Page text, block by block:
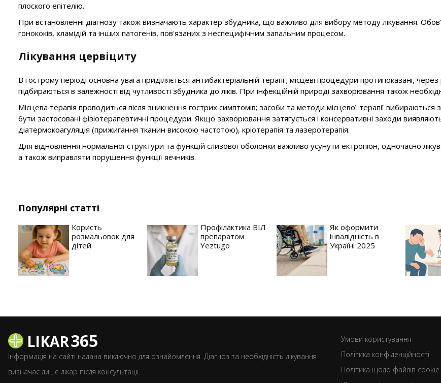
плоского епітелію.
При встановленні діагнозу також визначають характер збудника, що важливо для вибору методу лікування.
гонококів, хламідій та інших патогенів, пов'язаних з неспецифічним запальним процесом.
Лікування цервіциту
В гострому періоді основна увага приділяється антибактеріальній терапії; місцеві процедури протипоказані,
підбираються в залежності від чутливості збудника до ліків. При інфекційній природі захворювання також
Місцева терапія проводиться після зникнення гострих симптомів; засоби та методи місцевої терапії
бути застосовані фізіотерапевтичні процедури. Якщо захворювання затягується і консервативні заходи
діатермокоагуляція (прижигання тканин високою частотою), кріотерапія та лазеротерапія.
Для відновлення нормальної структури та функцій слизової оболонки важливо усунути ектропіон, одночасно
а також виправляти порушення функції яєчників.
Популярні статті
Користь
розмальовок для
дітей
Профілактика ВІЛ
препаратом
Yeztugo
Як оформити
інвалідність в
Україні 2025
LIKAR365
Інформація на сайті надана виключно для ознайомлення. Діагноз та необхідність лікування
визначає лише лікар після консультації.
Умови користування
Політика конфіденційності
Політика щодо файлів cookie